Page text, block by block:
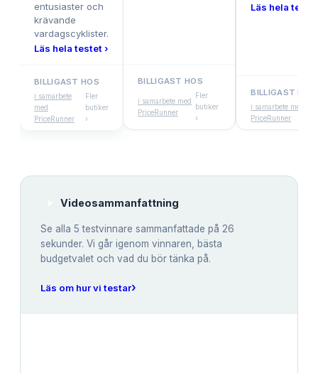
entusiaster och
krävande
vardagscyklister.
Läs hela testet ›
BILLIGAST HOS
i samarbete
med
PriceRunner
Fler
butiker
›
BILLIGAST HOS
i samarbete med
PriceRunner
Fler
butiker
›
Läs hela
BILLIGAST HOS
i samarbete med
PriceRunner
Videosammanfattning
Se alla 5 testvinnare sammanfattade på 26
sekunder. Vi går igenom vinnaren, bästa
budgetvalet och vad du bör tänka på.
Läs om hur vi testar›